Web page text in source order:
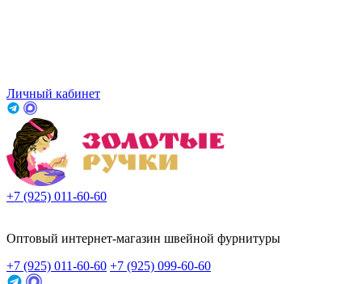
Личный кабинет
+7 (925) 011-60-60
Оптовый интернет-магазин швейной фурнитуры
+7 (925) 011-60-60 +7 (925) 099-60-60